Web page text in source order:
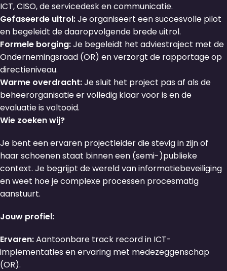
ICT, CISO, de servicedesk en communicatie.
Gefaseerde uitrol:Je organiseert een succesvolle pilot
en begeleidt de daaropvolgende brede uitrol.
Formele borging:Je begeleidt het adviestraject met de
Ondernemingsraad (OR) en verzorgt de rapportage op
directieniveau.
Warme overdracht:Je sluit het project pas af als de
beheerorganisatie er volledig klaar voor is en de
evaluatie is voltooid.
Wie zoeken wij?
Je bent een ervaren projectleider die stevig in zijn of
haar schoenen staat binnen een (semi-)publieke
context. Je begrijpt de wereld van informatiebeveiliging
en weet hoe je complexe processen procesmatig
aanstuurt.
Jouw profiel:
Ervaren:Aantoonbare track record in ICT-
implementaties en ervaring met medezeggenschap
(OR).